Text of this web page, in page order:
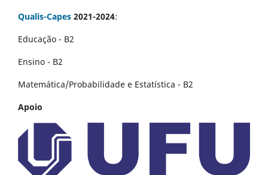
Qualis-Capes 2021-2024:
Educação - B2
Ensino - B2
Matemática/Probabilidade e Estatística - B2
Apoio